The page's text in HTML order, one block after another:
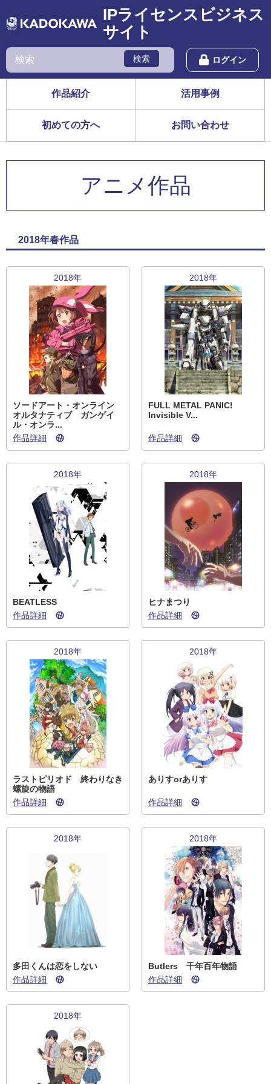
IPライセンスビジネス
サイト
検索 ログイン
作品紹介 活用事例
初めての方へ お問い合わせ
アニメ作品
2018年春作品
2018年
ソードアート・オンライン
オルタナティブ ガンゲイ
ル・オンラ...
作品詳細
2018年
FULL METAL PANIC!
Invisible V...
作品詳細
2018年
BEATLESS
作品詳細
2018年
ヒナまつり
作品詳細
2018年
ラストピリオド 終わりなき
螺旋の物語
作品詳細
2018年
ありすorありす
作品詳細
2018年
多田くんは恋をしない
作品詳細
2018年
Butlers 千年百年物語
作品詳細
2018年